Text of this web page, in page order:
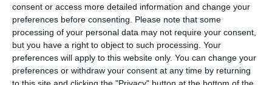
consent or access more detailed information and change your
preferences before consenting.
Please note that some
processing of your personal data may not require your consent,
but you have a right to object to such processing. Your
preferences will apply to this website only. You can change your
preferences or withdraw your consent at any time by returning
Dar şi unul dintre corifeii generaţiei sale, cu relaţii între
vârfurile intelectuale ale perioadei.
Muzeul de Istorie Naţională şi Arheologie din Constanţa
este unul dintre muzeele României cu un patrimoniu
deosebit de valoros, în acelaşi timp o poartă de intrare în